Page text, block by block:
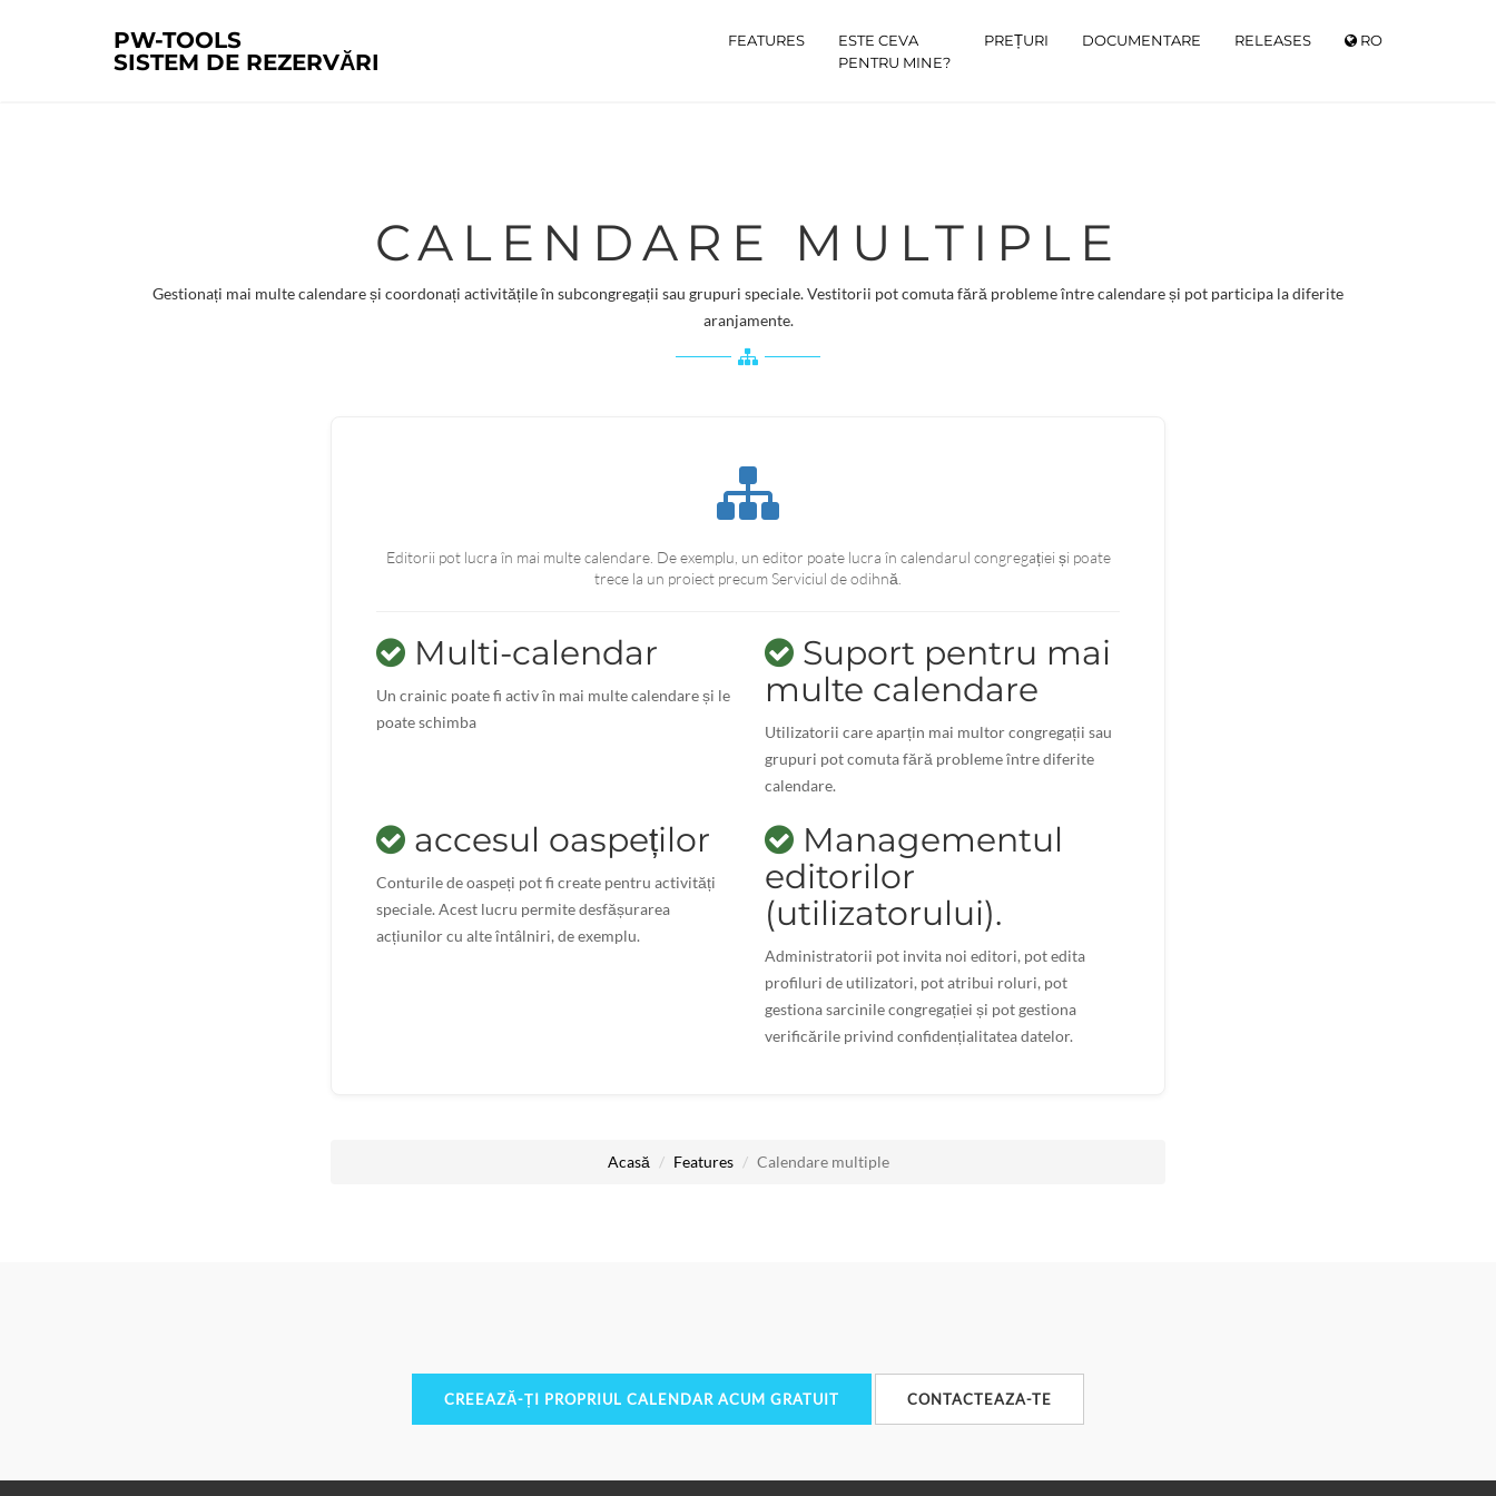
PW-TOOLS
SISTEM DE REZERVĂRI
FEATURES
ESTE CEVA
PENTRU MINE?
PREȚURI DOCUMENTARE RELEASES RO
CALENDARE MULTIPLE
Gestionați mai multe calendare și coordonați activitățile în subcongregații sau grupuri speciale. Vestitorii pot comuta fără probleme între calendare și pot participa la diferite
aranjamente.
Editorii pot lucra în mai multe calendare. De exemplu, un editor poate lucra în calendarul congregației și poate
trece la un proiect precum Serviciul de odihnă.
Multi-calendar
Un crainic poate fi activ în mai multe calendare și le
poate schimba
Suport pentru mai
multe calendare
Utilizatorii care aparțin mai multor congregații sau
grupuri pot comuta fără probleme între diferite
calendare.
accesul oaspeților
Conturile de oaspeți pot fi create pentru activități
speciale. Acest lucru permite desfășurarea
acțiunilor cu alte întâlniri, de exemplu.
Managementul
editorilor
(utilizatorului).
Administratorii pot invita noi editori, pot edita
profiluri de utilizatori, pot atribui roluri, pot
gestiona sarcinile congregației și pot gestiona
verificările privind confidențialitatea datelor.
Acasă Features Calendare multiple
CREEAZĂ-ȚI PROPRIUL CALENDAR ACUM GRATUIT CONTACTEAZA-TE